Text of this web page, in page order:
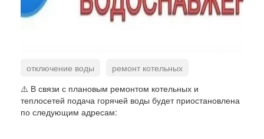
отключение воды
ремонт котельных
ремонт теплосетей
Вятские Поляны
⚠️ В связи с плановым ремонтом котельных и
теплосетей подача горячей воды будет приостановлена
по следующим адресам: